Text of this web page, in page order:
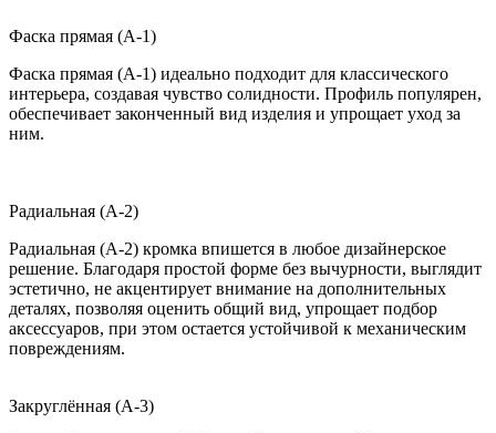
Фаска прямая (A-1)
Фаска прямая (A-1) идеально подходит для классического
интерьера, создавая чувство солидности. Профиль популярен,
обеспечивает законченный вид изделия и упрощает уход за
ним.
Радиальная (A-2)
Радиальная (A-2) кромка впишется в любое дизайнерское
решение. Благодаря простой форме без вычурности, выглядит
эстетично, не акцентирует внимание на дополнительных
деталях, позволяя оценить общий вид, упрощает подбор
аксессуаров, при этом остается устойчивой к механическим
повреждениям.
Закруглённая (A-3)